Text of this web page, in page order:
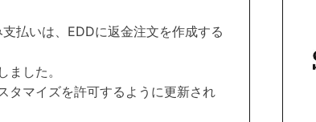
払いは、EDDに返金注文を作成する
した。
タマイズを許可するように更新され